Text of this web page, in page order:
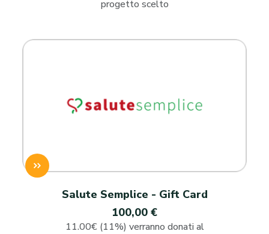
progetto scelto
Salute Semplice - Gift Card
100,00 €
11.00€ (11%) verranno donati al